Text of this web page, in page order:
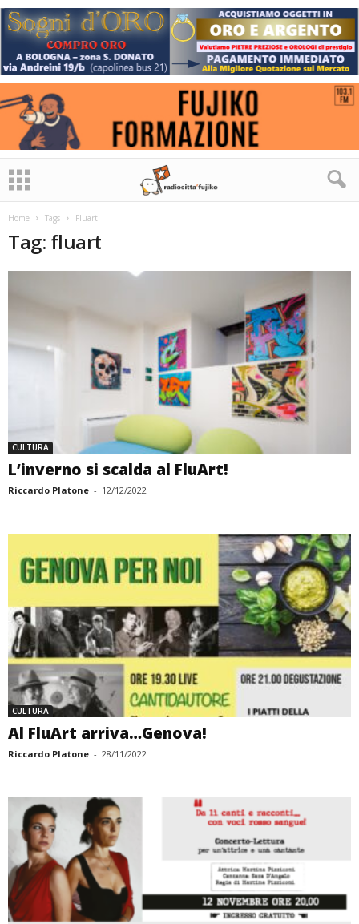
Home Tags Fluart
Tag: fluart
CULTURA
L’inverno si scalda al FluArt!
Riccardo Platone - 12/12/2022
CULTURA
Al FluArt arriva…Genova!
Riccardo Platone - 28/11/2022